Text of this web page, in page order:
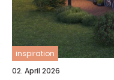
inspiration
02. April 2026